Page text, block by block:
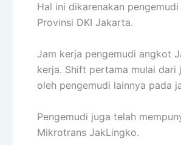
Hal ini dikarenakan
Provinsi DKI Jakarta.
Jam kerja pengemudi angkot
kerja. Shift pertama mulai dari
oleh pengemudi lainnya pada
Pengemudi juga telah
Mikrotrans JakLingko.